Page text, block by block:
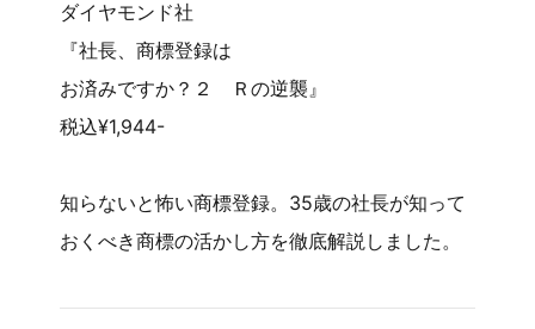
ダイヤモンド社
『社長、商標登録は
お済みですか？２ Ｒの逆襲』
税込¥1,944-
知らないと怖い商標登録。35歳の社長が知って
おくべき商標の活かし方を徹底解説しました。